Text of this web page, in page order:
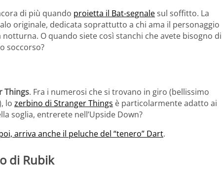
di più quando proietta il Bat-segnalesul soffitto. La
originale, dedicata soprattutto a chi ama il personaggio
O quando siete così stanchi che avete bisogno di
soccorso?
Things. Fra i numerosi che si trovano in giro (bellissimo
lo zerbino di Stranger Things è particolarmente adatto ai
soglia, entrerete nell’Upside Down?
arriva anche il peluche del “tenero” Dart.
di Rubik